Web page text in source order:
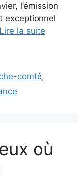
l’émission
exceptionnel
Lire la suite
comté,
où